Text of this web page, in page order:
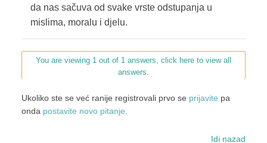
da nas sačuva od svake vrste odstupanja u
mislima, moralu i djelu.
You are viewing 1 out of 1 answers, click here to view all
answers.
Ukoliko ste se već ranije registrovali prvo se prijavite pa
onda postavite novo pitanje.
Idi nazad